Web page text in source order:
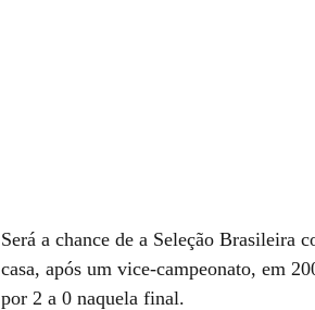
Será a chance de a Seleção Brasileira
casa, após um vice-campeonato, em
por 2 a 0 naquela final.